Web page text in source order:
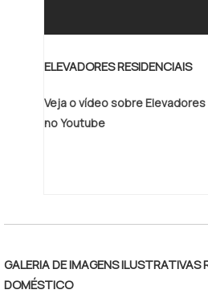
ELEVADORES RESIDENCIAIS
Veja o vídeo sobre
no Youtube
GALERIA DE IMAGENS ILUSTRATIVAS
DOMÉSTICO